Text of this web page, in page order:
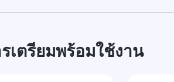
เตรียมพร้อมใช้งาน